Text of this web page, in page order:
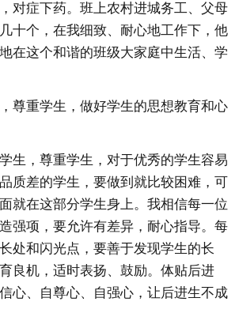
对症下药。班上农村进城务工、父母
十个，在我细致、耐心地工作下，他
在这个和谐的班级大家庭中生活、学
尊重学生，做好学生的思想教育和心
生，尊重学生，对于优秀的学生容易
质差的学生，要做到就比较困难，可
就在这部分学生身上。我相信每一位
强项，要允许有差异，耐心指导。每
处和闪光点，要善于发现学生的长
良机，适时表扬、鼓励。体贴后进
心、自尊心、自强心，让后进生不成